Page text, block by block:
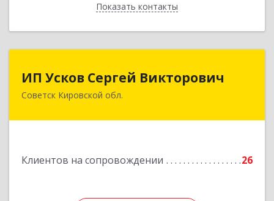
Показать контакты
Назад
ИП Усков Сергей Викторович
Советск Кировской обл.
Клиентов на сопровождении 26
ИП Усков Сергей Викторович
613340, Кировская обл, Советск г, Дружбы ул,